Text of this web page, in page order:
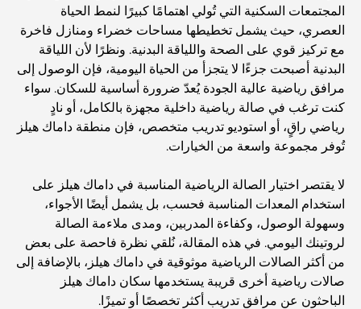
المجتمعات السكنية التي تُولي اهتمامًا كبيرًا لنمط الحياة
العصري، حيث يشمل تخطيطها مساحات خضراء ومنازل فاخرة
مع تركيز قوي على الصحة واللياقة البدنية. ونظرًا لأن اللياقة
البدنية أصبحت جزءًا لا يتجزأ من الحياة اليومية، فإن الوصول إلى
مرافق رياضية عالية الجودة يُعدّ ضرورة أساسية للسكان. سواء
كنت ترغب في صالة رياضية داخلية مجهزة بالكامل، أو نادٍ
رياضي راقٍ، أو استوديو تدريب متخصص، فإن منطقة داماك هيلز
تُوفر مجموعة واسعة من الخيارات.
لا يقتصر اختيار الصالة الرياضية المناسبة في داماك هيلز على
استخدام المعدات المناسبة فحسب، بل يشمل أيضًا الأجواء،
وسهولة الوصول، وكفاءة المدربين، ومدى ملاءمة الصالة
لروتينك اليومي. في هذه المقالة، نُلقي نظرة فاحصة على بعض
من أكثر الصالات الرياضية موثوقية في داماك هيلز، بالإضافة إلى
صالات رياضية أخرى قريبة يستخدمها سكان داماك هيلز
الباحثون عن مرافق تدريب أكثر تخصصًا أو تميزًا.